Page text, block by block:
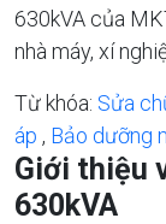
630kVA của
nhà máy, xí
Từ khóa: Sửa
áp , Bảo dưỡng
Giới thiệu
630kVA